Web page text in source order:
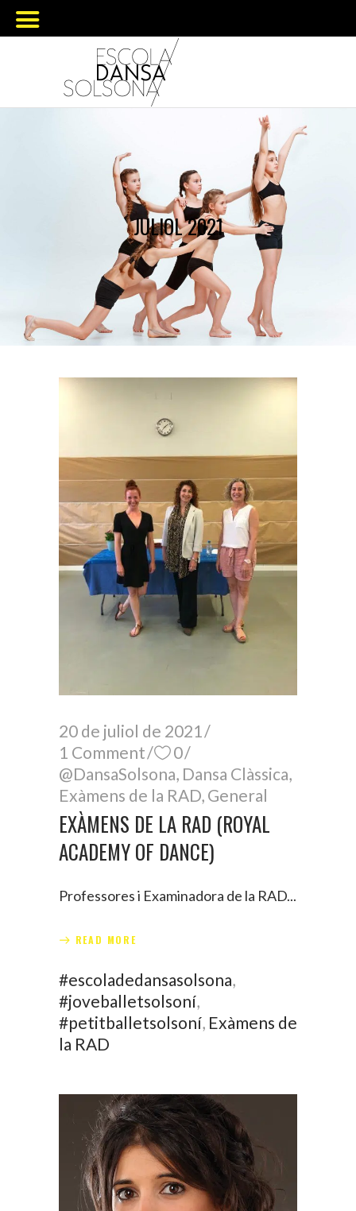
JULIOL 2021
20 de juliol de 2021
1 Comment
0
@DansaSolsona, Dansa Clàssica,
Exàmens de la RAD, General
EXÀMENS DE LA RAD (ROYAL
ACADEMY OF DANCE)
Professores i Examinadora de la RAD
READ MORE
#escoladedansasolsona,
#joveballetsolsoní,
#petitballetsolsoní, Exàmens de
la RAD